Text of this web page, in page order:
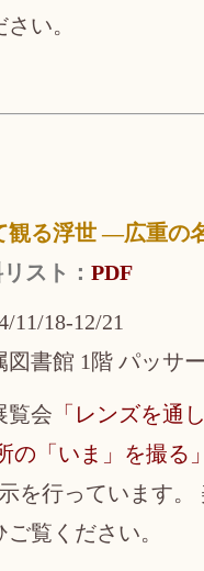
い。
観る浮世 ―広重の
スト： PDF
18-12/21
書館 1階 パッサ
覧会 「レンズを通
の「いま」を撮る
を行っています。
覧ください。